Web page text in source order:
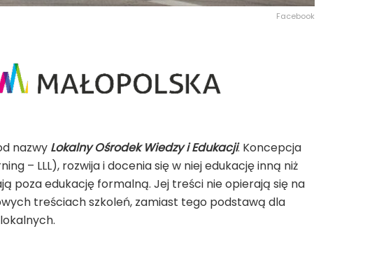
Facebook
nazwy Lokalny Ośrodek Wiedzy i Edukacji. Koncepcja
– LLL), rozwija i docenia się w niej edukację inną niż
poza edukację formalną. Jej treści nie opierają się na
treściach szkoleń, zamiast tego podstawą dla